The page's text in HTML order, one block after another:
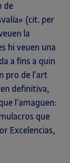
de
(cit. per
la
hi veuen una
a fins a quin
pro de l’art
definitiva,
l’amaguen:
que
Excelencias,